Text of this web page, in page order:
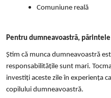
Comuniune reală
Pentru dumneavoastră,
Știm că munca dumneavoastră
responsabilitățile sunt mari.
investiți aceste zile în experiența
copilului dumneavoastră.